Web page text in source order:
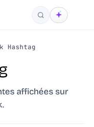
Rechercher
Hashtag
affichées sur